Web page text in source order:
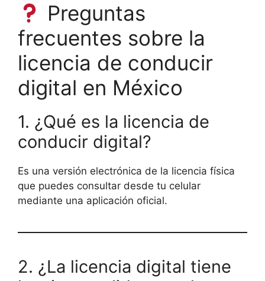
Preguntas
frecuentes sobre la
licencia de conducir
digital en México
1. ¿Qué es la licencia de
conducir digital?
Es una versión electrónica de la licencia física
que puedes consultar desde tu celular
mediante una aplicación oficial.
2. ¿La licencia digital tiene